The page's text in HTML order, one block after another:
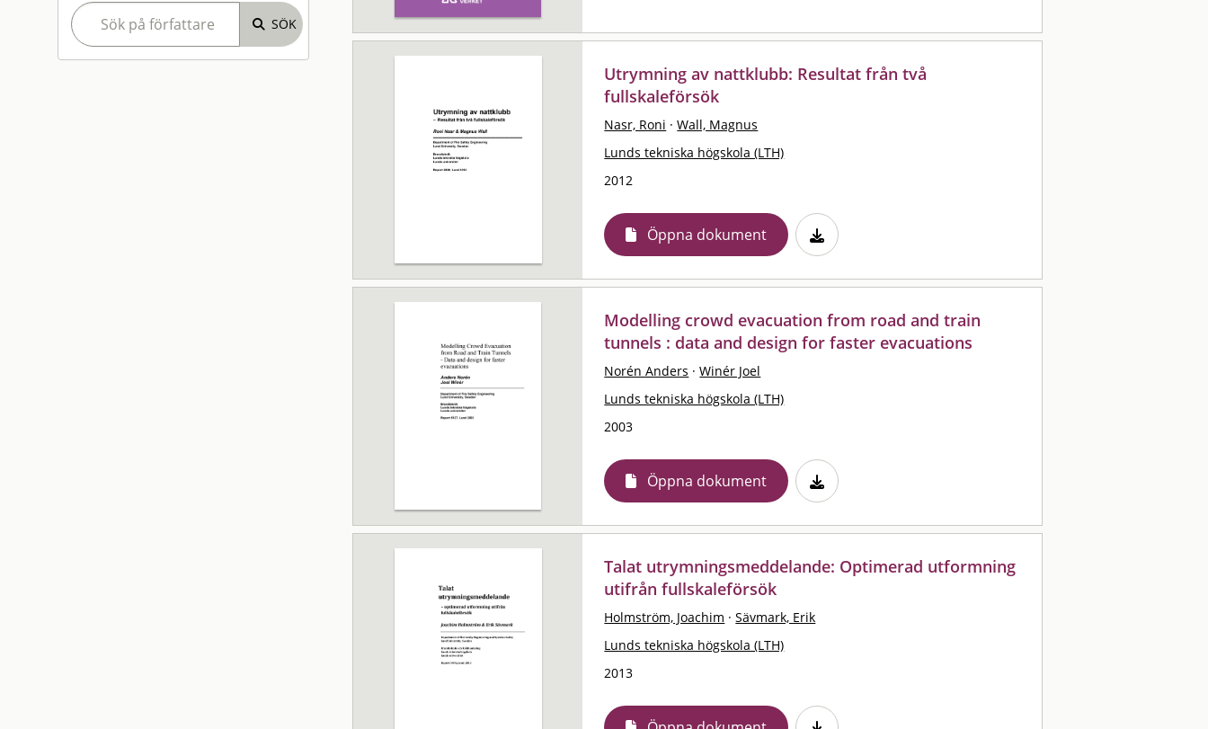
Utrymning av nattklubb: Resultat från två
fullskaleförsök
Nasr, Roni · Wall, Magnus
Lunds tekniska högskola (LTH)
2012
Öppna dokument
Modelling crowd evacuation from road and train
tunnels : data and design for faster evacuations
Norén Anders · Winér Joel
Lunds tekniska högskola (LTH)
2003
Öppna dokument
Talat utrymningsmeddelande: Optimerad utformning
utifrån fullskaleförsök
Holmström, Joachim · Sävmark, Erik
Lunds tekniska högskola (LTH)
2013